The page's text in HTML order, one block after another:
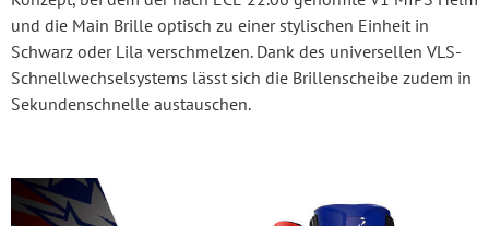
und die Main Brille optisch zu einer stylischen Einheit in
Schwarz oder Lila verschmelzen. Dank des universellen VLS-
Schnellwechselsystems lässt sich die Brillenscheibe zudem in
Sekundenschnelle austauschen.